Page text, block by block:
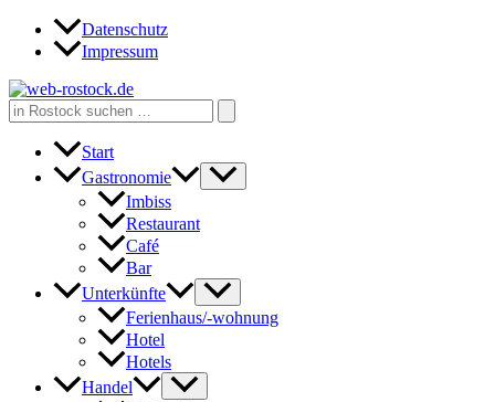
Zum
Inhalt
Datenschutz
Impressum
Search
for:
Start
Gastronomie
Imbiss
Restaurant
Café
Bar
Unterkünfte
Ferienhaus/-wohnung
Hotel
Hotels
Handel